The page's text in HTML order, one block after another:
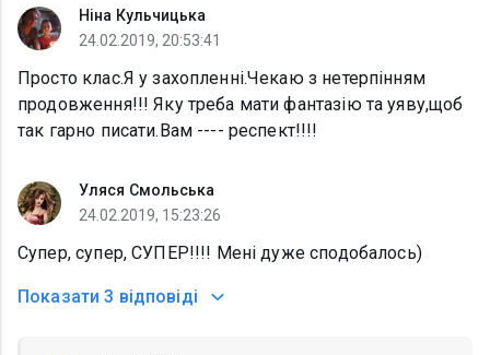
Ніна Кульчицька
24.02.2019, 20:53:41
Просто клас.Я у захопленні.Чекаю з нетерпінням
продовження!!! Яку треба мати фантазію та уяву,щоб
так гарно писати.Вам ---- респект!!!!
Уляся Смольська
24.02.2019, 15:23:26
Супер, супер, СУПЕР!!!! Мені дуже сподобалось)
Показати 3 відповіді